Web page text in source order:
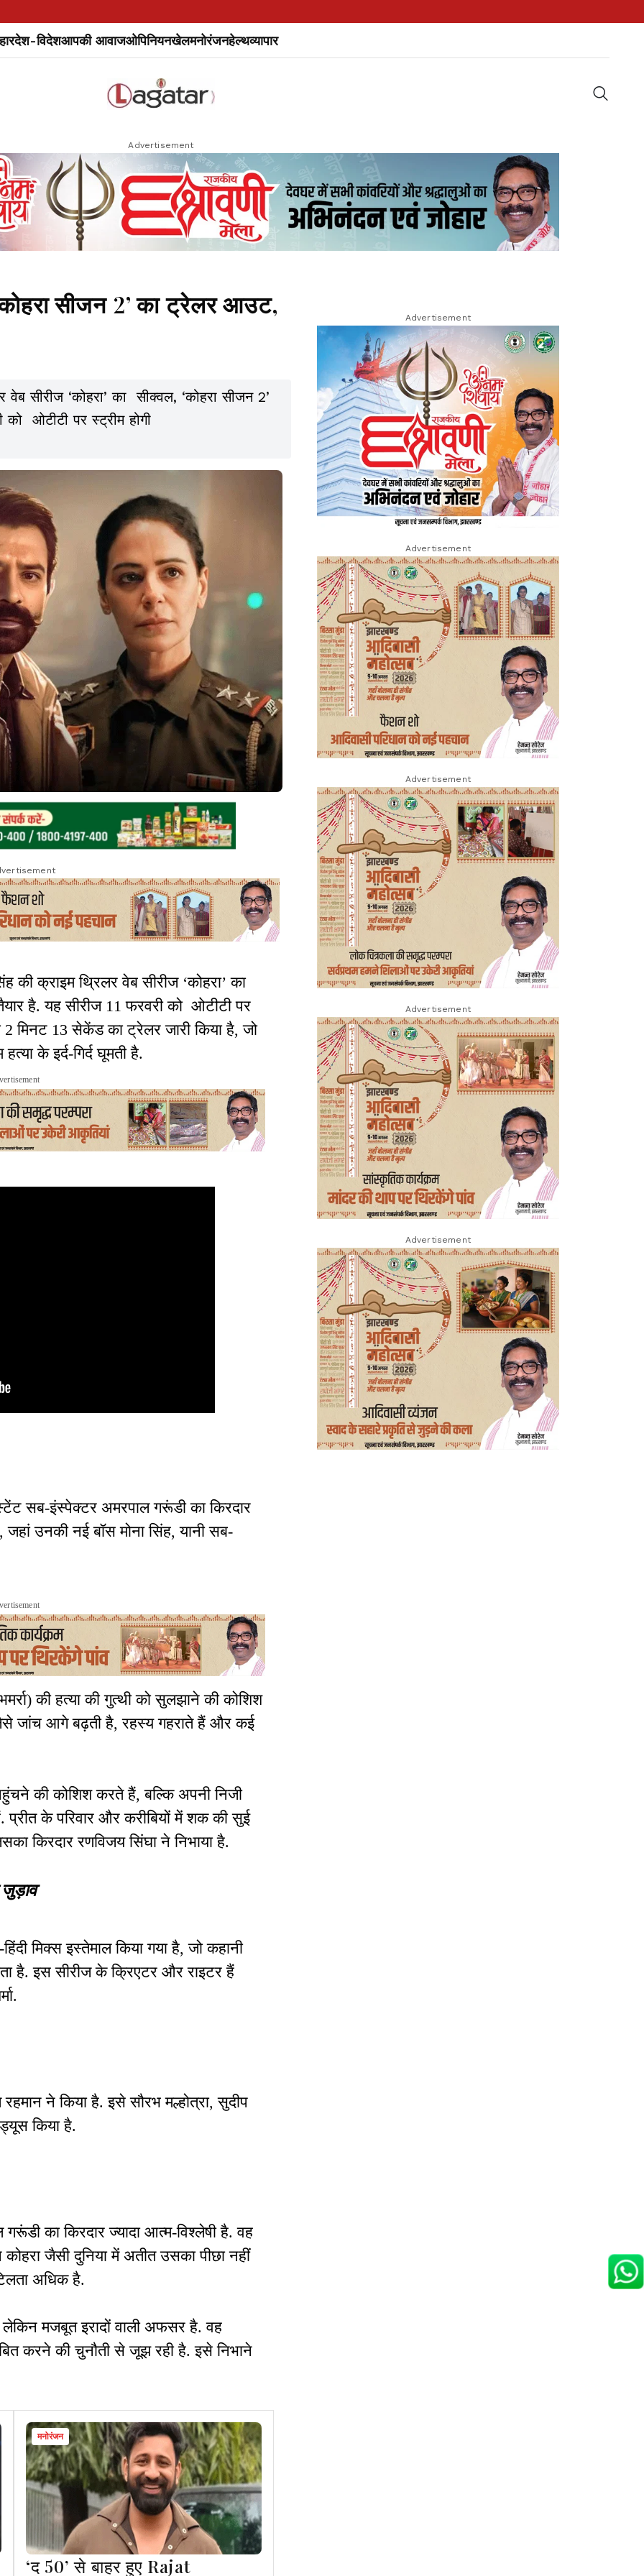
देश-विदेशआपकी आवाजओपिनियनखेलमनोरंजनहेल्थव्यापार
Advertisement
सीजन 2’ का ट्रेलर आउट,
सीरीज ‘कोहरा’ का सीक्वल, ‘कोहरा सीजन 2’
को ओटीटी पर स्ट्रीम होगी
की क्राइम थ्रिलर वेब सीरीज ‘कोहरा’ का
है. यह सीरीज 11 फरवरी को ओटीटी पर
मिनट 13 सेकेंड का ट्रेलर जारी किया है, जो
के इर्द-गिर्द घूमती है.
सब-इंस्पेक्टर अमरपाल गरूंडी का किरदार
उनकी नई बॉस मोना सिंह, यानी सब-
की हत्या की गुत्थी को सुलझाने की कोशिश
जांच आगे बढ़ती है, रहस्य गहराते हैं और कई
की कोशिश करते हैं, बल्कि अपनी निजी
के परिवार और करीबियों में शक की सुई
किरदार रणविजय सिंघा ने निभाया है.
मिक्स इस्तेमाल किया गया है, जो कहानी
है. इस सीरीज के क्रिएटर और राइटर हैं
ने किया है. इसे सौरभ मल्होत्रा, सुदीप
किया है.
का किरदार ज्यादा आत्म-विश्लेषी है. वह
जैसी दुनिया में अतीत उसका पीछा नहीं
अधिक है.
मजबूत इरादों वाली अफसर है. वह
करने की चुनौती से जूझ रही है. इसे निभाने
मनोरंजन
‘द 50’ से बाहर हुए Rajat
Advertisement
Advertisement
Advertisement
Advertisement
Advertisement